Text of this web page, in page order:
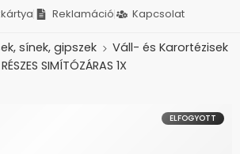
Reklamáció Kapcsolat
sínek, gipszek
Váll- és Karortézisek
SIMÍTÓZÁRAS 1X
ELFOGYOTT